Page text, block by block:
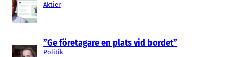
Aktier
”Ge företagare en plats vid bordet”
Politik